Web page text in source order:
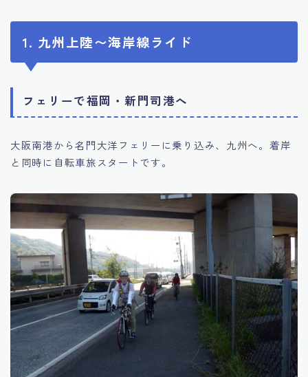
1. 九州上陸〜海岸線ライド
フェリーで福岡・新門司港へ
大阪南港から名門大洋フェリーに乗り込み、九州へ。着岸
と同時に自転車旅スタートです。